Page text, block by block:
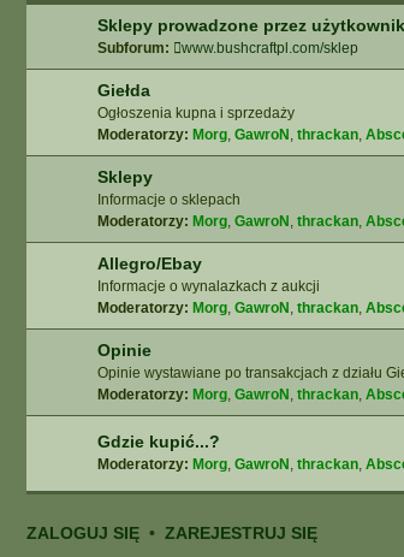
Sklepy prowadzone przez
Subforum: www.bushcraftpl.com/sklep
Giełda
Ogłoszenia kupna i sprzedaży
Moderatorzy: Morg, GawroN , thrackan,
Sklepy
Informacje o sklepach
Moderatorzy: Morg, GawroN , thrackan,
Allegro/Ebay
Informacje o wynalazkach z aukcji
Moderatorzy: Morg, GawroN , thrackan,
Opinie
Opinie wystawiane po transakcjach z działu
Moderatorzy: Morg, GawroN , thrackan,
Gdzie kupić...?
Moderatorzy: Morg, GawroN , thrackan,
ZALOGUJ SIĘ • ZAREJESTRUJ SIĘ